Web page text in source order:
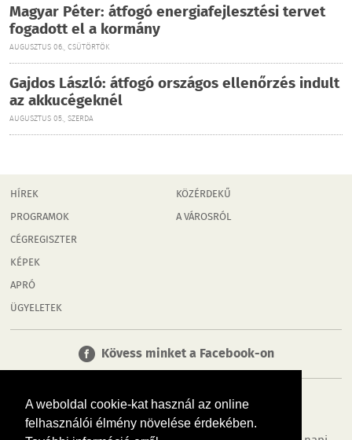
A weboldal cookie-kat használ az online
felhasználói élmény növelése érdekében.
Magyar Péter: átfogó energiafejlesztési tervet
fogadott el a kormány
AUGUSZTUS 06., CSÜTÖRTÖK
Gajdos László: átfogó országos ellenőrzés indult
az akkucégeknél
AUGUSZTUS 05., SZERDA
HÍREK
PROGRAMOK
CÉGREGISZTER
KÉPEK
APRÓ
ÜGYELETEK
KÖZÉRDEKŰ
A VÁROSRÓL
Kövess minket a Facebook-on